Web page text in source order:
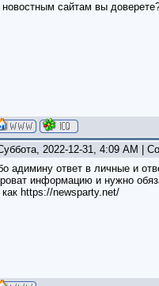
новостным сайтам вы
2022-12-31, 4:09 AM |
адимину ответ в личные и
информацию и нужно
как https://newsparty.net/